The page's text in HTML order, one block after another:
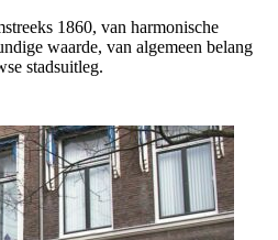
1860, van harmonische
waarde, van algemeen belang
stadsuitleg.